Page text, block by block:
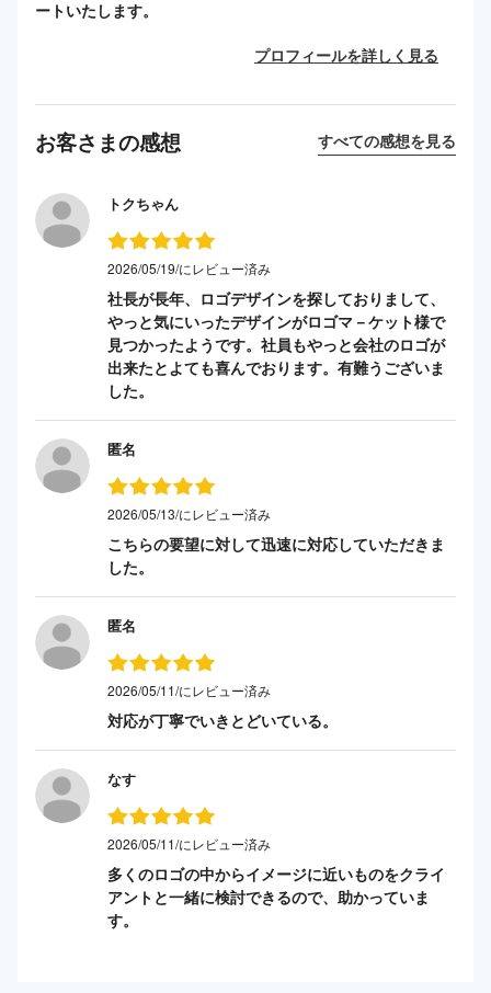
ートいたします。
プロフィールを詳しく見る
お客さまの感想 すべての感想を見る
トクちゃん
2026/05/19/にレビュー済み
社長が長年、ロゴデザインを探しておりまして、
やっと気にいったデザインがロゴマ－ケット様で
見つかったようです。社員もやっと会社のロゴが
出来たとよても喜んでおります。有難うございま
した。
匿名
2026/05/13/にレビュー済み
こちらの要望に対して迅速に対応していただきま
した。
匿名
2026/05/11/にレビュー済み
対応が丁寧でいきとどいている。
なす
2026/05/11/にレビュー済み
多くのロゴの中からイメージに近いものをクライ
アントと一緒に検討できるので、助かっていま
す。